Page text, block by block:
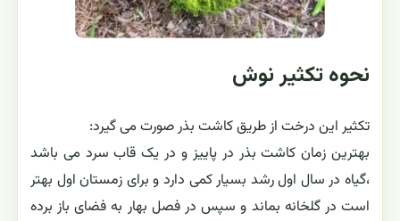
نحوه تکثیر نوش
تکثیر این درخت از طریق کاشت بذر صورت می گیرد:
بهترین زمان کاشت بذر در پاییز و در یک قاب سرد می باشد
،گیاه در سال اول رشد بسیار کمی دارد و برای زمستان اول بهتر
است در گلخانه بماند و سپس در فصل بهار به فضای باز برده